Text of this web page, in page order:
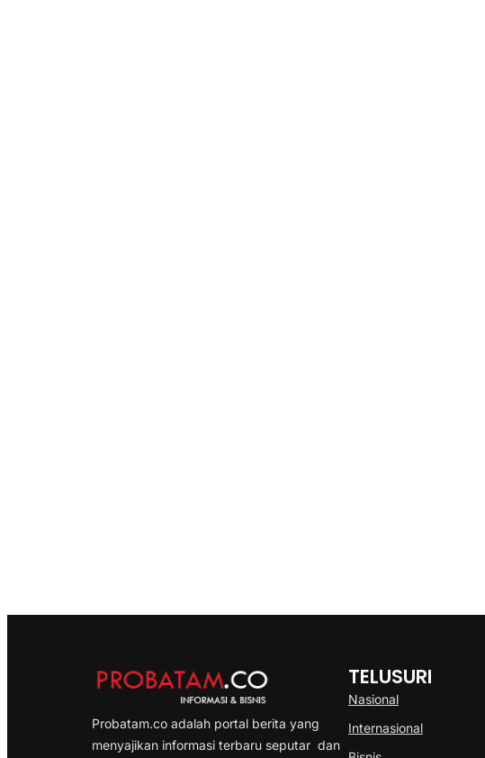
Probatam.co adalah portal berita yang
menyajikan informasi terbaru seputar dan
TELUSURI
Nasional
Internasional